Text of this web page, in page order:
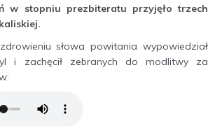
w stopniu prezbiteratu przyjęło trzech
słowa powitania wypowiedział
i zachęcił zebranych do modlitwy za